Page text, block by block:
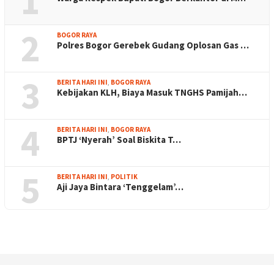
2 BOGOR RAYA
Polres Bogor Gerebek Gudang Oplosan Gas …
3 BERITA HARI INI, BOGOR RAYA
Kebijakan KLH, Biaya Masuk TNGHS Pamijah…
4 BERITA HARI INI, BOGOR RAYA
BPTJ ‘Nyerah’ Soal Biskita T…
5 BERITA HARI INI, POLITIK
Aji Jaya Bintara ‘Tenggelam’…